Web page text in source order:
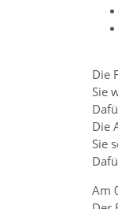
Die
Sie
Die
Sie
Am